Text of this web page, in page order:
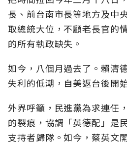
長、前台南市長等地方及中
取總統大位，不顧老長官的
的所有執政缺失。
如今，八個月過去了。賴清
失利的低潮，自美返台後開
外界呼籲，民進黨為求連任
的裂痕，協調「英德配」是
支持者歸隊。如今，蔡英文